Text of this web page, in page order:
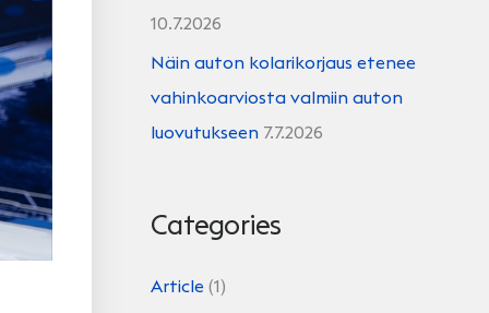
10.7.2026
Näin auton kolarikorjaus etenee
vahinkoarviosta valmiin auton
luovutukseen 7.7.2026
Categories
Article (1)